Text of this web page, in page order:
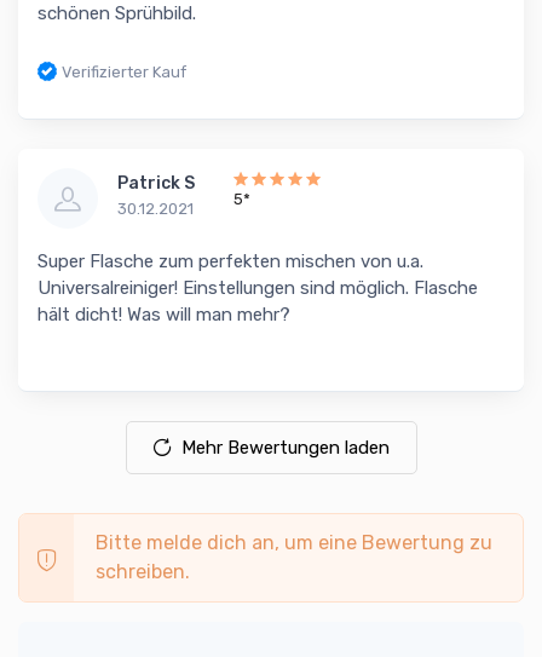
schönen Sprühbild.
Verifizierter Kauf
Patrick S
30.12.2021
5*
Super Flasche zum perfekten mischen von u.a.
Universalreiniger! Einstellungen sind möglich. Flasche
hält dicht! Was will man mehr?
Mehr Bewertungen laden
Bitte melde dich an, um eine Bewertung zu
schreiben.